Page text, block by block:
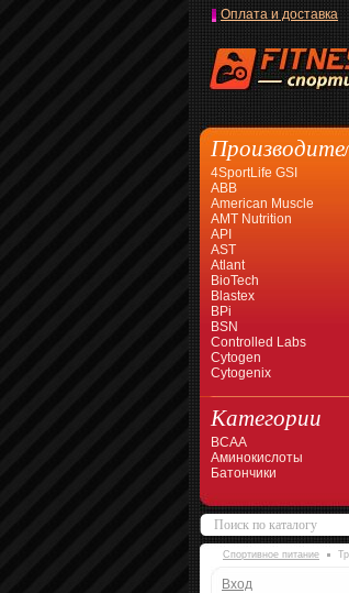
Оплата и доставка
4SportLife GSI
ABB
American Muscle
AMT Nutrition
API
AST
Atlant
BioTech
Blastex
BPi
BSN
Controlled Labs
Cytogen
Cytogenix
Категории
BCAA
Аминокислоты
Батончики
Спортивное питание
Вход